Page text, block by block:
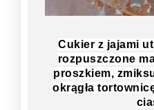
Cukier z jajami
rozpuszczone
proszkiem,
okrągła